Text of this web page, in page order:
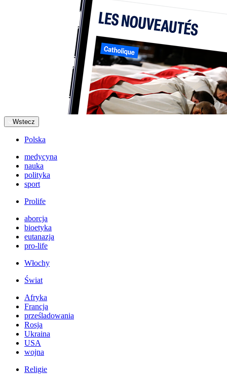
Wstecz
Polska
medycyna
nauka
polityka
sport
Prolife
aborcja
bioetyka
eutanazja
pro-life
Włochy
Świat
Afryka
Francja
prześladowania
Rosja
Ukraina
USA
wojna
Religie